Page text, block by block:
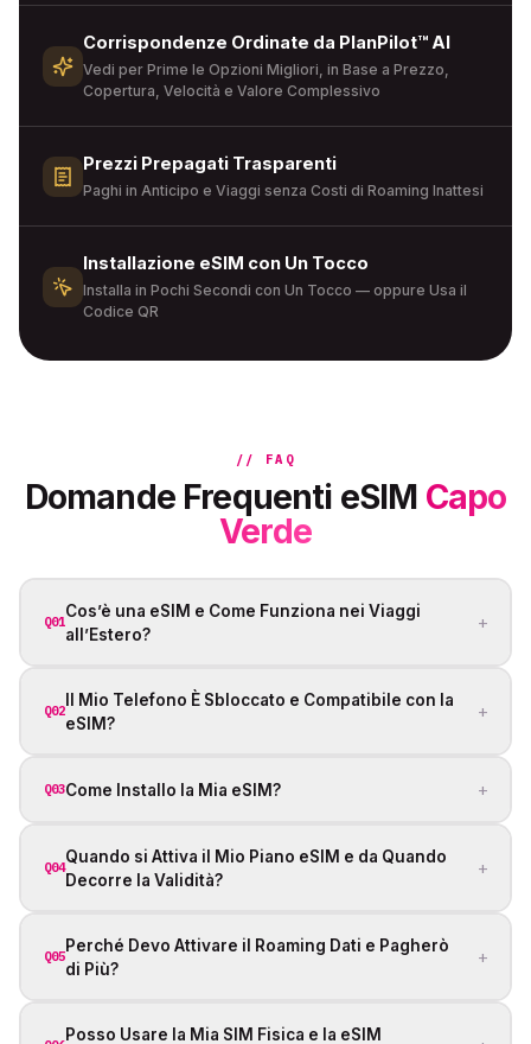
Corrispondenze Ordinate da PlanPilot™ AI
Vedi per Prime le Opzioni Migliori, in Base a Prezzo,
Copertura, Velocità e Valore Complessivo
Prezzi Prepagati Trasparenti
Paghi in Anticipo e Viaggi senza Costi di Roaming Inattesi
Installazione eSIM con Un Tocco
Installa in Pochi Secondi con Un Tocco — oppure Usa il
Codice QR
// FAQ
Domande Frequenti eSIM Capo
Verde
Q01
Cos’è una eSIM e Come Funziona nei Viaggi
all’Estero?
+
Q02
Il Mio Telefono È Sbloccato e Compatibile con la
eSIM?
+
Q03Come Installo la Mia eSIM? +
Q04
Quando si Attiva il Mio Piano eSIM e da Quando
Decorre la Validità?
+
Q05
Perché Devo Attivare il Roaming Dati e Pagherò
di Più?
+
Posso Usare la Mia SIM Fisica e la eSIM